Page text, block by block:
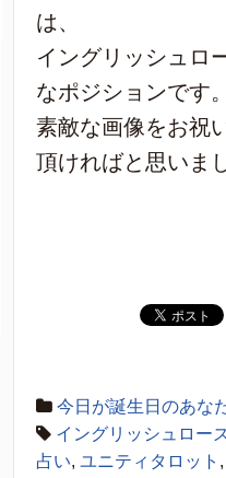
は、
イングリッシュロ
なポジションです。
素敵な画像をお祝
頂ければと思いま
今日が誕生日のあな
イングリッシュロー
占い, ユニティタロット ,